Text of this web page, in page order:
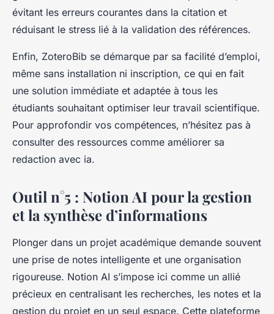
évitant les erreurs courantes dans la citation et
réduisant le stress lié à la validation des références.
Enfin, ZoteroBib se démarque par sa facilité d’emploi,
même sans installation ni inscription, ce qui en fait
une solution immédiate et adaptée à tous les
étudiants souhaitant optimiser leur travail scientifique.
Pour approfondir vos compétences, n’hésitez pas à
consulter des ressources comme améliorer sa
redaction avec ia.
Outil n°5 : Notion AI pour la gestion
et la synthèse d’informations
Plonger dans un projet académique demande souvent
une prise de notes intelligente et une organisation
rigoureuse. Notion AI s’impose ici comme un allié
précieux en centralisant les recherches, les notes et la
gestion du projet en un seul espace. Cette plateforme